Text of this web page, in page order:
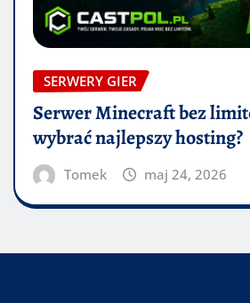
SERWERY GIER
Serwer Minecraft bez
wybrać najlepszy hosting?
Tomek maj 24, 2026